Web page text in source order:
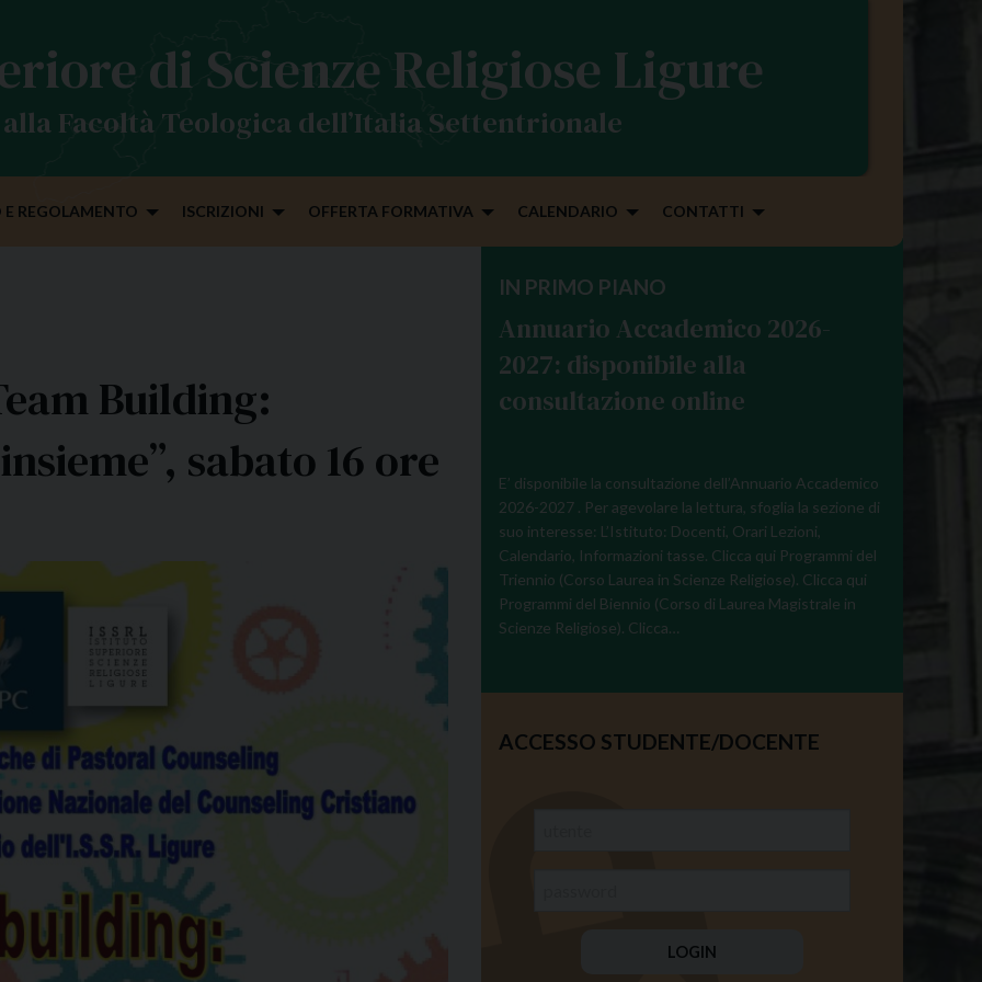
di Scienze Religiose Ligure
Facoltà Teologica dell’Italia Settentrionale
REGOLAMENTO ISCRIZIONI OFFERTA FORMATIVA CALENDARIO CONTATTI
Building:
sabato 16 ore
IN PRIMO PIANO
Annuario Accademico 2026-
2027: disponibile alla
consultazione online
E’ disponibile la consultazione dell’Annuario Accademico
2026-2027 . Per agevolare la lettura, sfoglia la sezione di
suo interesse: L’Istituto: Docenti, Orari Lezioni,
Calendario, Informazioni tasse. Clicca qui Programmi del
Triennio (Corso Laurea in Scienze Religiose). Clicca qui
Programmi del Biennio (Corso di Laurea Magistrale in
Scienze Religiose). Clicca…
ACCESSO STUDENTE/DOCENTE